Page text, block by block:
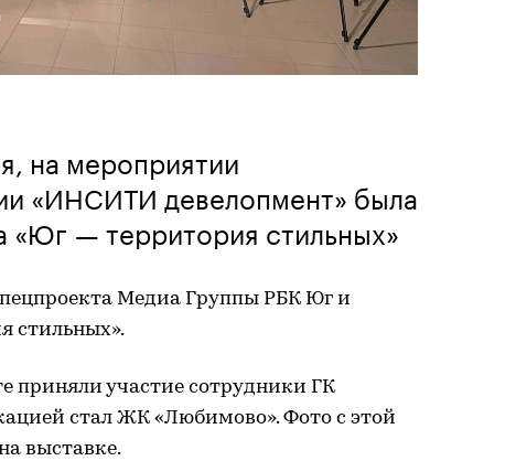
на мероприятии
«ИНСИТИ девелопмент» была
«Юг — территория стильных»
Медиа Группы РБК Юг и
стильных».
приняли участие сотрудники ГК
стал ЖК «Любимово». Фото с этой
выставке.